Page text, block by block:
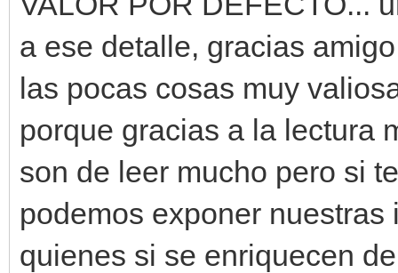
a ese detalle, gracias
las pocas cosas muy
porque gracias a la lectura
son de leer mucho pero si
podemos exponer
quienes si se enriquecen